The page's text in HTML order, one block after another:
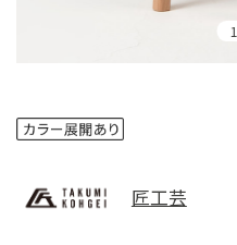
1
匠工芸